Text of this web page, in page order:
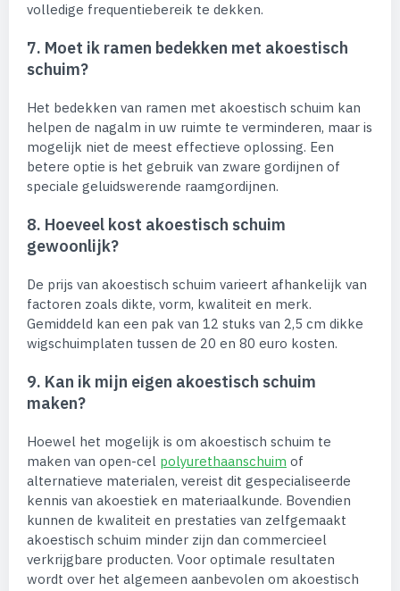
volledige frequentiebereik te dekken.
7. Moet ik ramen bedekken met akoestisch
schuim?
Het bedekken van ramen met akoestisch schuim kan
helpen de nagalm in uw ruimte te verminderen, maar is
mogelijk niet de meest effectieve oplossing. Een
betere optie is het gebruik van zware gordijnen of
speciale geluidswerende raamgordijnen.
8. Hoeveel kost akoestisch schuim
gewoonlijk?
De prijs van akoestisch schuim varieert afhankelijk van
factoren zoals dikte, vorm, kwaliteit en merk.
Gemiddeld kan een pak van 12 stuks van 2,5 cm dikke
wigschuimplaten tussen de 20 en 80 euro kosten.
9. Kan ik mijn eigen akoestisch schuim
maken?
Hoewel het mogelijk is om akoestisch schuim te
maken van open-cel polyurethaanschuim of
alternatieve materialen, vereist dit gespecialiseerde
kennis van akoestiek en materiaalkunde. Bovendien
kunnen de kwaliteit en prestaties van zelfgemaakt
akoestisch schuim minder zijn dan commercieel
verkrijgbare producten. Voor optimale resultaten
wordt over het algemeen aanbevolen om akoestisch